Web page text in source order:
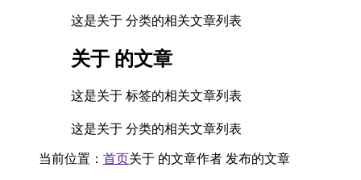
这是关于 分类的相关文章列表
关于 的文章
这是关于 标签的相关文章列表
这是关于 分类的相关文章列表
当前位置： 首页关于 的文章作者 发布的文章